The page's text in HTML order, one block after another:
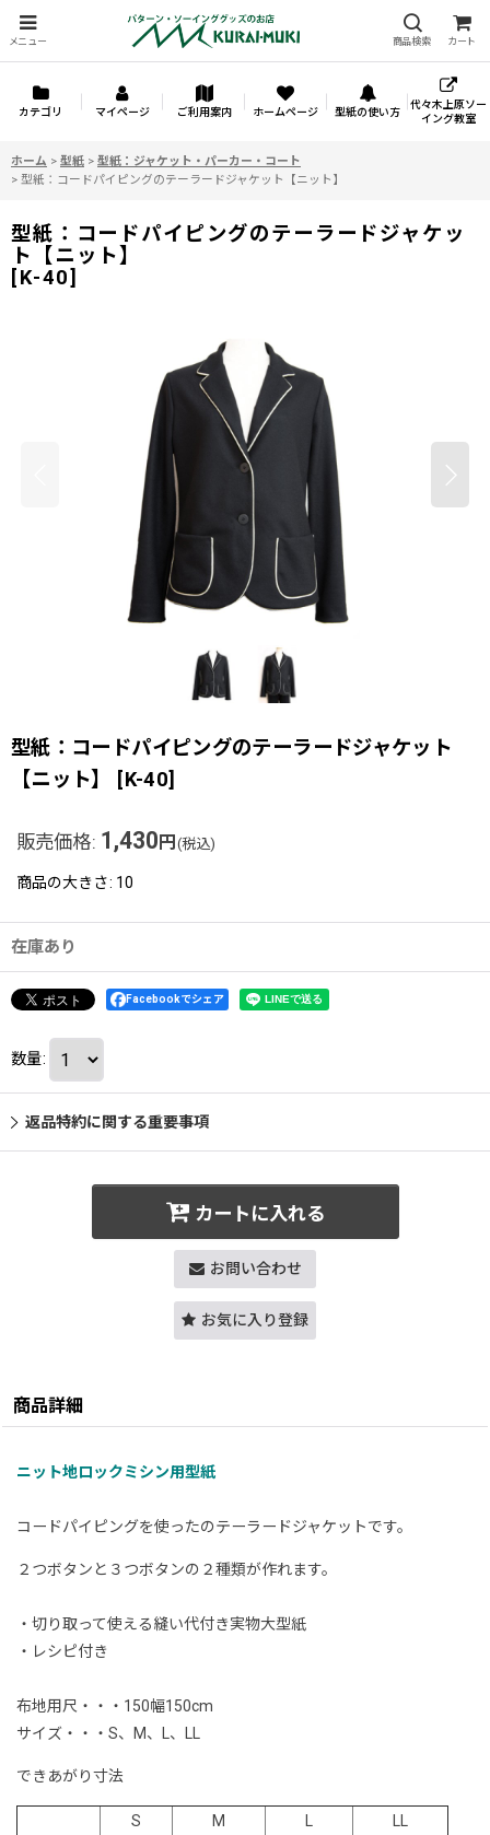
メニュー 商品検索 カート
カテゴリ マイページ ご利用案内 ホームページ 型紙の使い方
代々木上原ソー
イング教室
ホーム > 型紙 > 型紙：ジャケット・パーカー・コート
> 型紙：コードパイピングのテーラードジャケット【ニット】
型紙：コードパイピングのテーラードジャケッ
ト【ニット】
[K-40]
型紙：コードパイピングのテーラードジャケット
【ニット】
[K-40]
販売価格: 1,430 円 (税込)
商品の大きさ: 10
在庫あり
Facebookでシェア
数量:
返品特約に関する重要事項
カートに入れる
お問い合わせ
お気に入り登録
商品詳細
ニット地ロックミシン用型紙
コードパイピングを使ったのテーラードジャケットです。
２つボタンと３つボタンの２種類が作れます。
・切り取って使える縫い代付き実物大型紙
・レシピ付き
布地用尺・・・150幅150cm
サイズ・・・S、M、L、LL
できあがり寸法
S M